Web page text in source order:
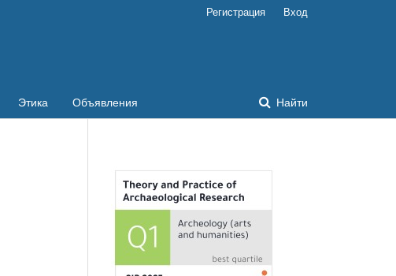
Этика Объявления Найти
Регистрация Вход